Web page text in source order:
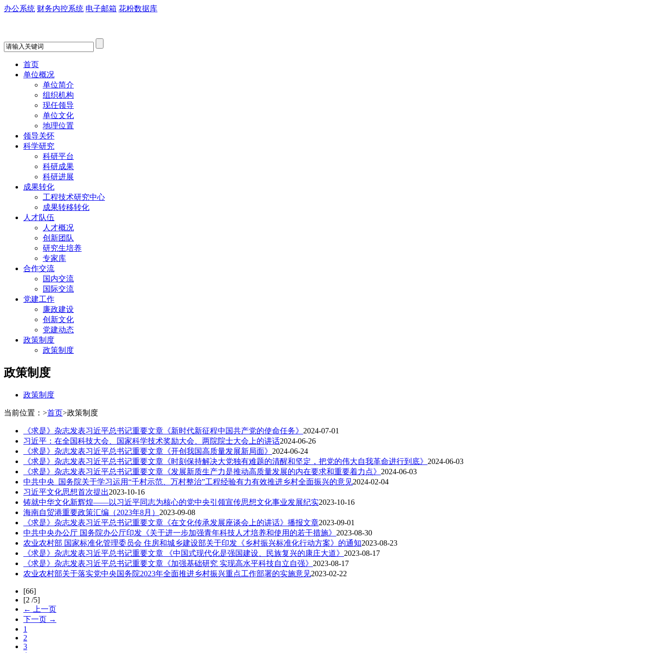
办公系统 财务内控系统 电子邮箱 花粉数据库
首页
单位概况
单位简介
组织机构
现任领导
单位文化
地理位置
领导关怀
科学研究
科研平台
科研成果
科研进展
成果转化
工程技术研究中心
成果转移转化
人才队伍
人才概况
创新团队
研究生培养
专家库
合作交流
国内交流
国际交流
党建工作
廉政建设
创新文化
党建动态
政策制度
政策制度
政策制度
政策制度
当前位置： >首页>政策制度
《求是》杂志发表习近平总书记重要文章《新时代新征程中国共产党的使命任务》 2024-07-01
习近平：在全国科技大会、国家科学技术奖励大会、两院院士大会上的讲话2024-06-26
《求是》杂志发表习近平总书记重要文章《开创我国高质量发展新局面》 2024-06-24
《求是》杂志发表习近平总书记重要文章《时刻保持解决大党独有难题的清醒和坚定，把党的伟大自我革命进行到底》 2024-06-03
《求是》杂志发表习近平总书记重要文章《发展新质生产力是推动高质量发展的内在要求和重要着力点》 2024-06-03
中共中央 国务院关于学习运用“千村示范、万村整治”工程经验有力有效推进乡村全面振兴的意见2024-02-04
习近平文化思想首次提出2023-10-16
铸就中华文化新辉煌——以习近平同志为核心的党中央引领宣传思想文化事业发展纪实2023-10-16
海南自贸港重要政策汇编（2023年8月） 2023-09-08
《求是》杂志发表习近平总书记重要文章《在文化传承发展座谈会上的讲话》播报文章2023-09-01
中共中央办公厅 国务院办公厅印发《关于进一步加强青年科技人才培养和使用的若干措施》 2023-08-30
农业农村部 国家标准化管理委员会 住房和城乡建设部关于印发《乡村振兴标准化行动方案》的通知2023-08-23
《求是》杂志发表习近平总书记重要文章 《中国式现代化是强国建设、民族复兴的康庄大道》 2023-08-17
《求是》杂志发表习近平总书记重要文章《加强基础研究 实现高水平科技自立自强》 2023-08-17
农业农村部关于落实党中央国务院2023年全面推进乡村振兴重点工作部署的实施意见2023-02-22
[66]
[2 /5]
← 上一页
下一页 →
1
2
3